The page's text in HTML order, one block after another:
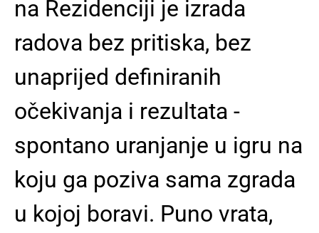
na Rezidenciji je izrada
radova bez pritiska, bez
unaprijed definiranih
očekivanja i rezultata -
spontano uranjanje u igru na
koju ga poziva sama zgrada
u kojoj boravi. Puno vrata,